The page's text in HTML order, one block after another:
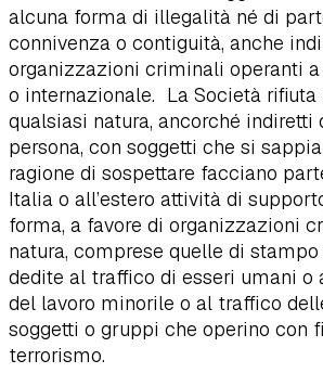
alcuna forma di illegalità né di
connivenza o contiguità, anche
organizzazioni criminali operanti
o internazionale. La Società rifiuta
qualsiasi natura, ancorché indiretti
persona, con soggetti che si
ragione di sospettare facciano
Italia o all’estero attività di
forma, a favore di organizzazioni
natura, comprese quelle di
dedite al traffico di esseri umani o
del lavoro minorile o al traffico
soggetti o gruppi che operino con
terrorismo.